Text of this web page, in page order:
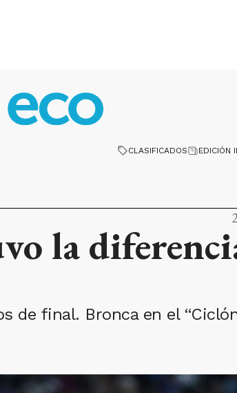
CLASIFICADOS EDICIÓN
la
de final. Bronca en el